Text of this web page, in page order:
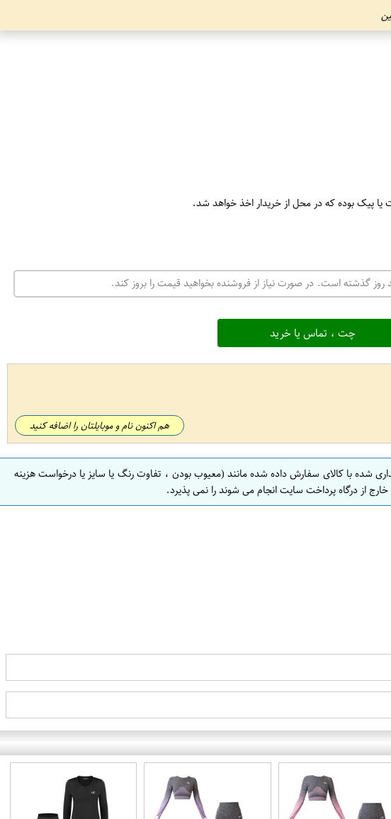
یا پیک بوده که در محل از خریدار اخذ خواهد شد.
روز گذشته است. در صورت نیاز از فروشنده بخواهید قیمت را بروز کند.
چت ، تماس یا خرید
هم اکنون نام و موبایلتان را اضافه کنید
شده با کالای سفارش داده شده مانند (معیوب بودن ، تفاوت رنگ یا سایز یا درخواست هزینه
از درگاه پرداخت سایت انجام می شوند را نمی پذیرد.